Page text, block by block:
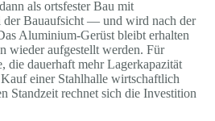
als ortsfester Bau mit
der Bauaufsicht — und wird nach der
Aluminium-Gerüst bleibt erhalten
wieder aufgestellt werden. Für
die dauerhaft mehr Lagerkapazität
einer Stahlhalle wirtschaftlich
Standzeit rechnet sich die Investition